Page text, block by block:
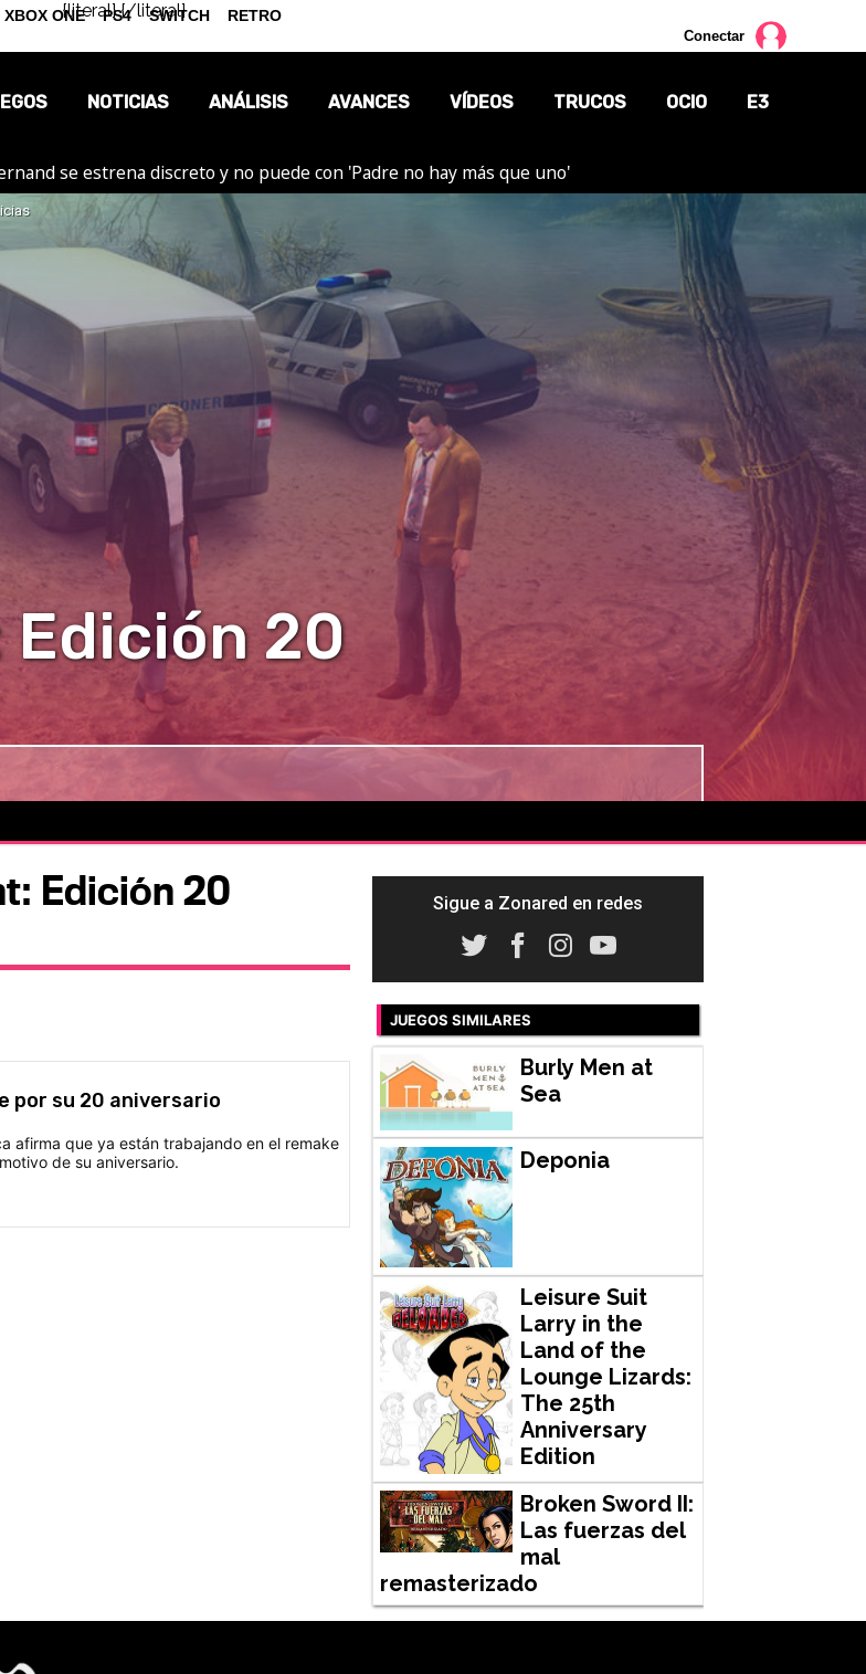
{literal}{/literal}
Conectar
NOTICIAS
OPINIÓN
REPORTAJES
ANÁLISIS AVANCES VÍDEOS TRUCOS OCIO
TV
CÓMICS
MANGA
E3
se estrena discreto y no puede con 'Padre no hay más que uno'
20
Edición 20
por su 20 aniversario
afirma que ya están trabajando en el remake
de su aniversario.
Sigue a Zonared en redes
JUEGOS SIMILARES
Burly Men at
Sea
Deponia
Leisure Suit
Larry in the
Land of the
Lounge Lizards:
The 25th
Anniversary
Edition
Broken Sword II:
Las fuerzas del
mal
remasterizado
XBOX ONE PS4 SWITCH RETRO